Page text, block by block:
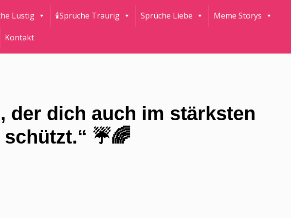
Lustig 🕯Sprüche Traurig Sprüche Liebe Meme Storys
Kontakt
der dich auch im stärksten
☔️🌈